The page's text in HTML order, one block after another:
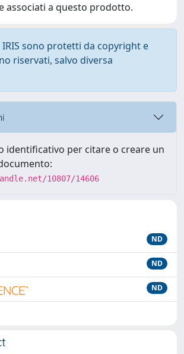
associati a questo prodotto.
sono protetti da copyright e
riservati, salvo diversa
identificativo per citare o creare un
10807/14606
ND
ND
ND